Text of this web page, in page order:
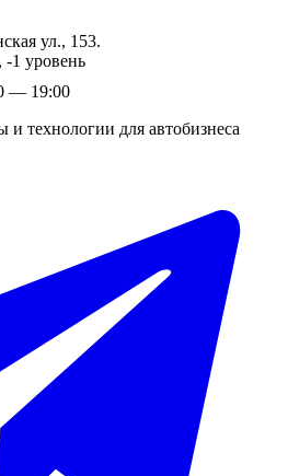
ул., 153.
уровень
— 19:00
технологии для автобизнеса